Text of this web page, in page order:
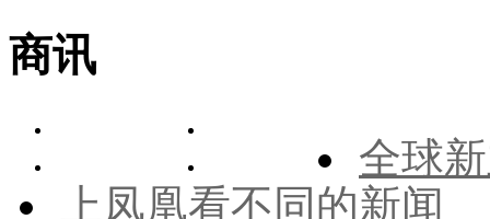
商讯
全球
上凤凰看不同的新闻